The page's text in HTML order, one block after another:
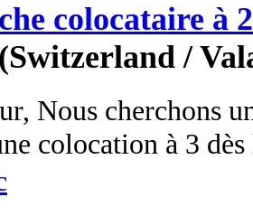
colocataire à
(Switzerland /
Nous cherchons
colocation à 3